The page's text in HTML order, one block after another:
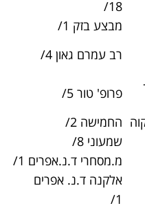
03-9021186
03-6748930
03-9219847
03-9321292
03-9085300
03-9077400